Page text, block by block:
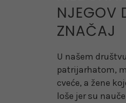
NJEGOV
ZNAČAJ
U našem
patrijarhatom,
cveće, a žene
loše jer su